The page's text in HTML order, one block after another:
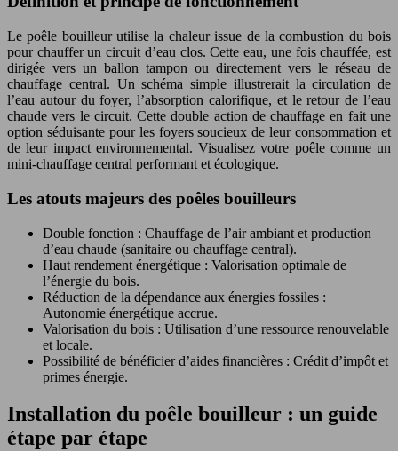
Le poêle bouilleur utilise la chaleur issue de la combustion du bois
pour chauffer un circuit d’eau clos. Cette eau, une fois chauffée, est
dirigée vers un ballon tampon ou directement vers le réseau de
chauffage central. Un schéma simple illustrerait la circulation de
l’eau autour du foyer, l’absorption calorifique, et le retour de l’eau
chaude vers le circuit. Cette double action de chauffage en fait une
option séduisante pour les foyers soucieux de leur consommation et
de leur impact environnemental. Visualisez votre poêle comme un
mini-chauffage central performant et écologique.
Les atouts majeurs des poêles bouilleurs
Double fonction : Chauffage de l’air ambiant et production
d’eau chaude (sanitaire ou chauffage central).
Haut rendement énergétique : Valorisation optimale de
l’énergie du bois.
Réduction de la dépendance aux énergies fossiles :
Autonomie énergétique accrue.
Valorisation du bois : Utilisation d’une ressource renouvelable
et locale.
Possibilité de bénéficier d’aides financières : Crédit d’impôt et
primes énergie.
Installation du poêle bouilleur : un guide
étape par étape